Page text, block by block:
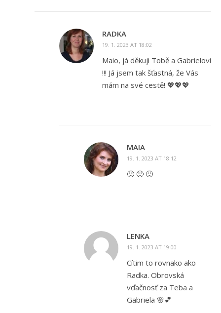
RADKA
19. 1. 2023 AT 18:02
Maio, já děkuji Tobě a Gabrielovi
!!! Já jsem tak šťastná, že Vás
mám na své cestě! 💖💖💖
MAIA
19. 1. 2023 AT 18:12
🙂 🙂 🙂
LENKA
19. 1. 2023 AT 19:00
Cítim to rovnako ako
Radka. Obrovská
vďačnosť za Teba a
Gabriela 🌸💕